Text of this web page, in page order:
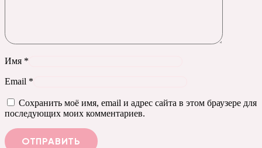
Имя *
Email *
Сохранить моё имя, email и адрес сайта в этом браузере для
последующих моих комментариев.